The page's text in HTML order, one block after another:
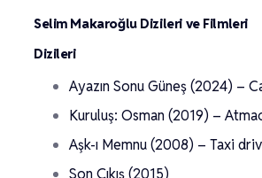
Selim Makaroğlu Dizileri ve Filmleri
Dizileri
Ayazın Sonu Güneş (2024) –
Kuruluş: Osman (2019) –
Aşk-ı Memnu (2008) – Taxi
Son Çıkış (2015)